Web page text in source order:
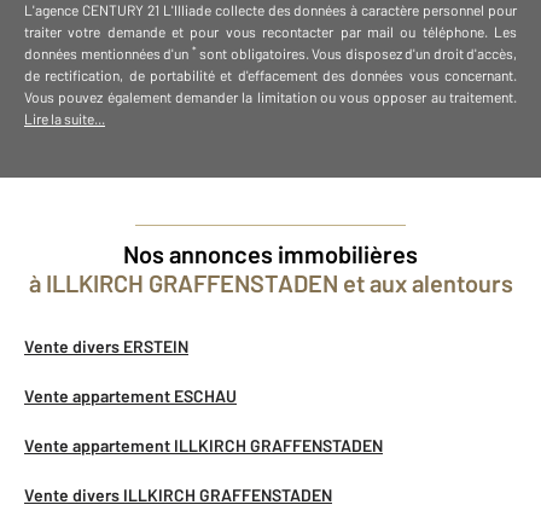
L'agence CENTURY 21 L'Illiade collecte des données à caractère personnel pour
traiter votre demande et pour vous recontacter par mail ou téléphone. Les
données mentionnées d'un * sont obligatoires. Vous disposez d'un droit d'accès,
de rectification, de portabilité et d'effacement des données vous concernant.
Vous pouvez également demander la limitation ou vous opposer au traitement.
Lire la suite...
Nos annonces immobilières
à ILLKIRCH GRAFFENSTADEN et aux alentours
Vente divers ERSTEIN
Vente appartement ESCHAU
Vente appartement ILLKIRCH GRAFFENSTADEN
Vente divers ILLKIRCH GRAFFENSTADEN